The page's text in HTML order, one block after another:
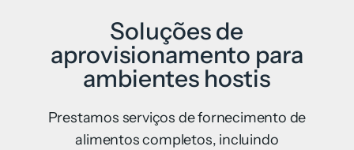
Soluções de
aprovisionamento para
ambientes hostis
Prestamos serviços de fornecimento de
alimentos completos, incluindo